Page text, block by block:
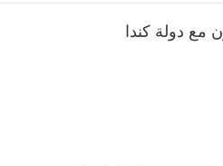
مع دولة كندا